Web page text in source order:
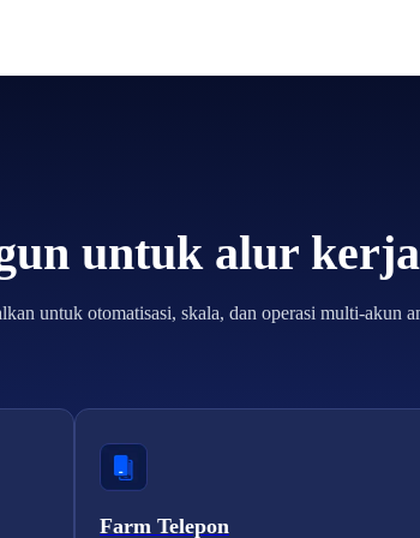
untuk alur
untuk otomatisasi, skala, dan operasi multi-akun
Farm Telepon